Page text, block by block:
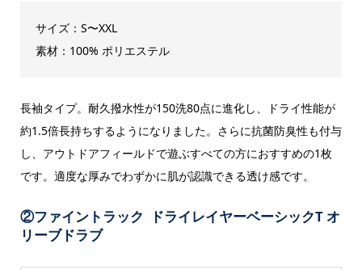
サイズ：S〜XXL
素材：100% ポリエステル
長袖タイプ。耐久撥水性が150洗80点に進化し、ドライ性能が
約1.5倍長持ちするようになりました。さらに抗菌防臭性も付与
し、アウトドアフィールドで遊ぶすべての方におすすめの1枚
です。適度な厚みでわずかに肌が認識できる透け感です。
②ファイントラック ドライレイヤーベーシックT オ
リーブドラブ